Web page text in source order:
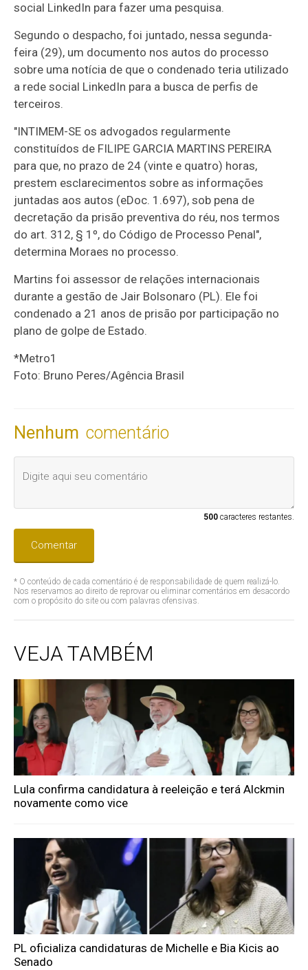
social LinkedIn para fazer uma pesquisa.
Segundo o despacho, foi juntado, nessa segunda-
feira (29), um documento nos autos do processo
sobre uma notícia de que o condenado teria utilizado
a rede social LinkedIn para a busca de perfis de
terceiros.
"INTIMEM-SE os advogados regularmente
constituídos de FILIPE GARCIA MARTINS PEREIRA
para que, no prazo de 24 (vinte e quatro) horas,
prestem esclarecimentos sobre as informações
juntadas aos autos (eDoc. 1.697), sob pena de
decretação da prisão preventiva do réu, nos termos
do art. 312, § 1º, do Código de Processo Penal",
determina Moraes no processo.
Martins foi assessor de relações internacionais
durante a gestão de Jair Bolsonaro (PL). Ele foi
condenado a 21 anos de prisão por participação no
plano de golpe de Estado.
*Metro1
Foto: Bruno Peres/Agência Brasil
Nenhum comentário
500caracteres restantes.
Comentar
* O conteúdo de cada comentário é de responsabilidade de quem realizá-lo.
Nos reservamos ao direito de reprovar ou eliminar comentários em desacordo
com o propósito do site ou com palavras ofensivas.
VEJA TAMBÉM
Lula confirma candidatura à reeleição e terá Alckmin
novamente como vice
PL oficializa candidaturas de Michelle e Bia Kicis ao
Senado